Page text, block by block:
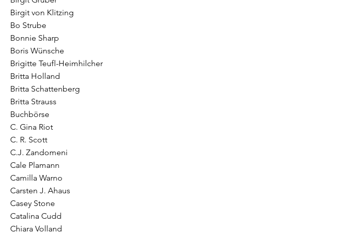
Birgit von Klitzing
Bo Strube
Bonnie Sharp
Boris Wünsche
Brigitte Teufl-Heimhilcher
Britta Holland
Britta Schattenberg
Britta Strauss
Buchbörse
C. Gina Riot
C. R. Scott
C.J. Zandomeni
Cale Plamann
Camilla Warno
Carsten J. Ahaus
Casey Stone
Catalina Cudd
Chiara Volland